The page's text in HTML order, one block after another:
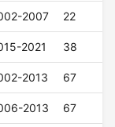
2007 22
2021 38
2013 67
2013 67